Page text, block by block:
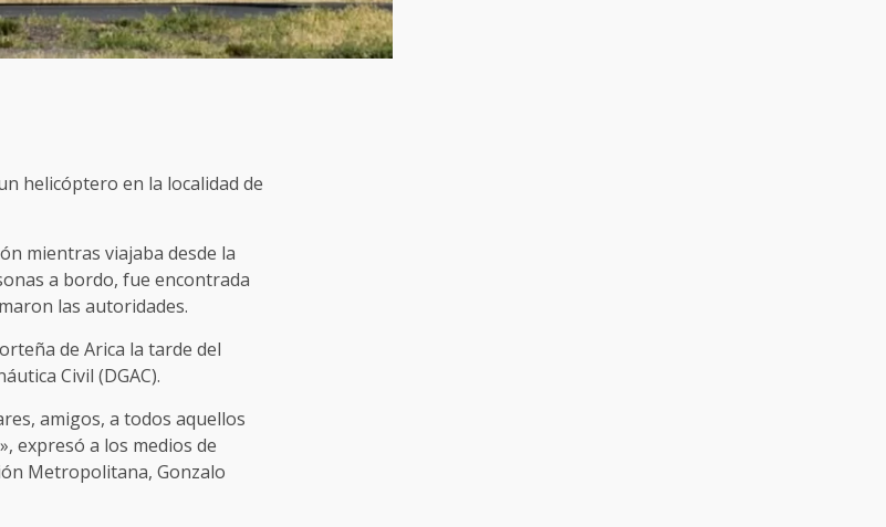
helicóptero en la localidad de
mientras viajaba desde la
a bordo, fue encontrada
las autoridades.
de Arica la tarde del
Civil (DGAC).
amigos, a todos aquellos
expresó a los medios de
Metropolitana, Gonzalo